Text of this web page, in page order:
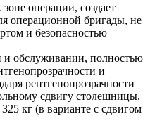
операции, создает
операционной бригады, не
и безопасностью
и обслуживании, полностью
и
рентгенопрозрачности
сдвигу столешницы.
кг (в варианте с сдвигом